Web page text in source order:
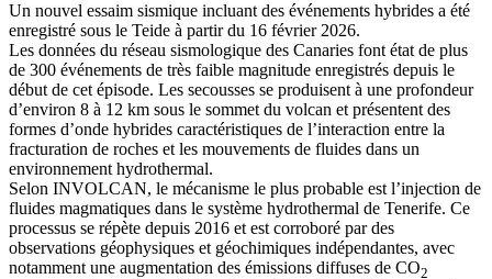
Un nouvel essaim sismique incluant des événements hybrides a été
enregistré sous le Teide à partir du 16 février 2026.
Les données du réseau sismologique des Canaries font état de plus
de 300 événements de très faible magnitude enregistrés depuis le
début de cet épisode. Les secousses se produisent à une profondeur
d’environ 8 à 12 km sous le sommet du volcan et présentent des
formes d’onde hybrides caractéristiques de l’interaction entre la
fracturation de roches et les mouvements de fluides dans un
environnement hydrothermal.
Selon INVOLCAN, le mécanisme le plus probable est l’injection de
fluides magmatiques dans le système hydrothermal de Tenerife. Ce
processus se répète depuis 2016 et est corroboré par des
observations géophysiques et géochimiques indépendantes, avec
notamment une augmentation des émissions diffuses de CO2